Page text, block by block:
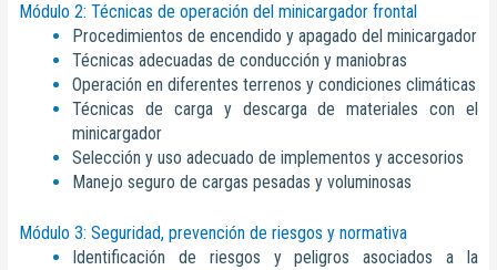
Módulo 2: Técnicas de operación del minicargador frontal
Procedimientos de encendido y apagado del minicargador
Técnicas adecuadas de conducción y maniobras
Operación en diferentes terrenos y condiciones climáticas
Técnicas de carga y descarga de materiales con el
minicargador
Selección y uso adecuado de implementos y accesorios
Manejo seguro de cargas pesadas y voluminosas
Módulo 3: Seguridad, prevención de riesgos y normativa
Identificación de riesgos y peligros asociados a la